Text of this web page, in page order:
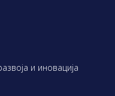
и иновација